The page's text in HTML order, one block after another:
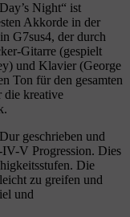
Night“ ist
Akkorde in der
G7sus4, der durch
Gitarre (gespielt
und Klavier (George
Ton für den gesamten
die kreative
geschrieben und
V Progression. Dies
Die
zu greifen und
und